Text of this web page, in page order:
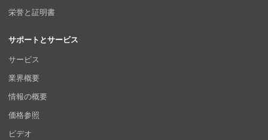
栄誉と証明書
サポートとサービス
サービス
業界概要
情報の概要
価格参照
ビデオ